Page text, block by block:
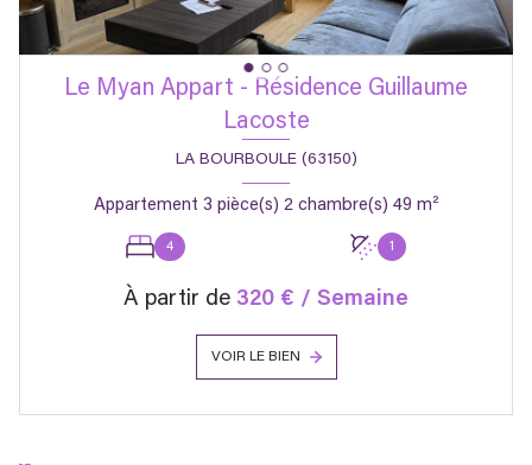
Le Myan Appart - Résidence Guillaume
Lacoste
LA BOURBOULE (63150)
Appartement 3 pièce(s) 2 chambre(s) 49 m²
4 1
À partir de 320 € / Semaine
VOIR LE BIEN